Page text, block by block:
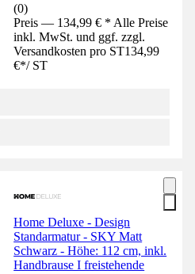
(0)
Preis — 134,99 € * Alle Preise
inkl. MwSt. und ggf. zzgl.
Versandkosten pro ST134,99
€*/ ST
Home Deluxe - Design
Standarmatur - SKY Matt
Schwarz - Höhe: 112 cm, inkl.
Handbrause I freistehende